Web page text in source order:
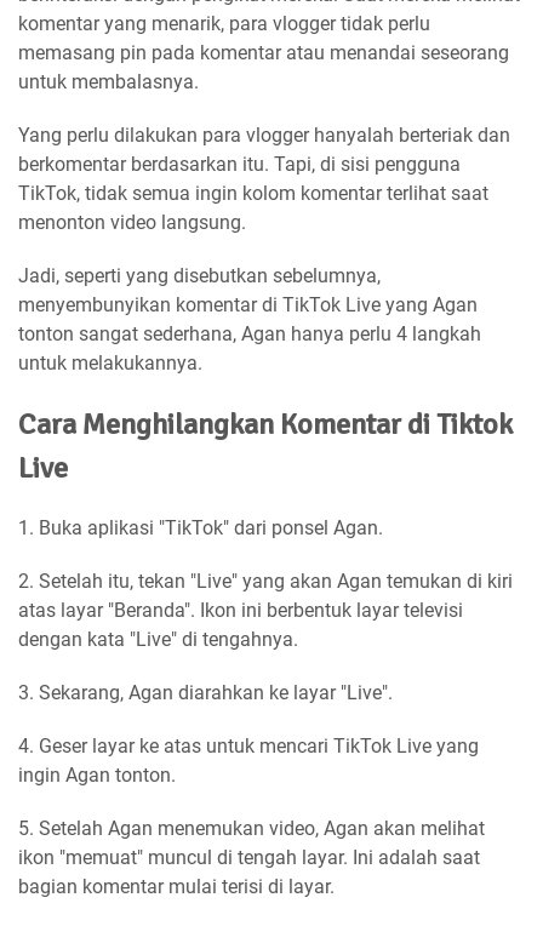
komentar yang menarik, para vlogger tidak perlu
memasang pin pada komentar atau menandai seseorang
untuk membalasnya.
Yang perlu dilakukan para vlogger hanyalah berteriak dan
berkomentar berdasarkan itu. Tapi, di sisi pengguna
TikTok, tidak semua ingin kolom komentar terlihat saat
menonton video langsung.
Jadi, seperti yang disebutkan sebelumnya,
menyembunyikan komentar di TikTok Live yang Agan
tonton sangat sederhana, Agan hanya perlu 4 langkah
untuk melakukannya.
Cara Menghilangkan Komentar di Tiktok
Live
1. Buka aplikasi "TikTok" dari ponsel Agan.
2. Setelah itu, tekan "Live" yang akan Agan temukan di kiri
atas layar "Beranda". Ikon ini berbentuk layar televisi
dengan kata "Live" di tengahnya.
3. Sekarang, Agan diarahkan ke layar "Live".
4. Geser layar ke atas untuk mencari TikTok Live yang
ingin Agan tonton.
5. Setelah Agan menemukan video, Agan akan melihat
ikon "memuat" muncul di tengah layar. Ini adalah saat
bagian komentar mulai terisi di layar.